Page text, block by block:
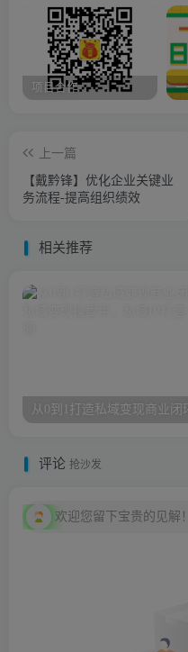
项目合作
上一篇
【戴黔锋】优化企业关键业
务流程-提高组织绩效
相关推荐
评论 抢沙发
欢迎您留下宝贵的见解！